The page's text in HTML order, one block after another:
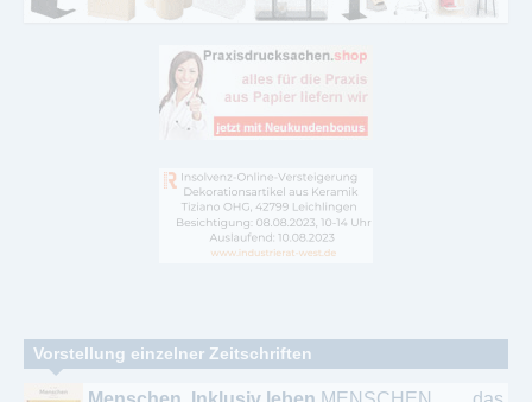
Vorstellung einzelner Zeitschriften